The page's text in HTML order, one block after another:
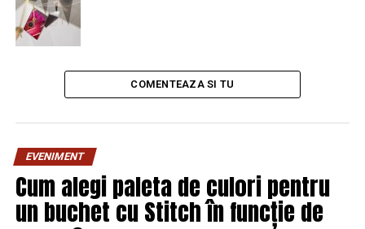
Bill Gates nu a dorit să spună dacă
relaţia cu Epstein a fost unul dintre
motivele ce a condus la divorţul de
afirmaţiile celor de la Wall Street Journal, care scriau că
relaţia socială cu Epstein a avut un rol în divorţul său de
Melinda Gates, aceasta fiind îngrijorată de relaţia dintre
Bill Gates şi Jeffrey Epstein încă din 2013.
COMENTEAZA SI TU
EVENIMENT
Cum alegi paleta de culori pentru
un buchet cu Stitch în funcție de